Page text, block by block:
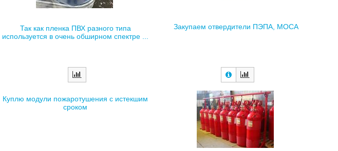
Так как пленка ПВХ разного типа
используется в очень обширном спектре ...
Закупаем отвердители ПЭПА, МОСА
Куплю модули пожаротушения с истекшим
сроком